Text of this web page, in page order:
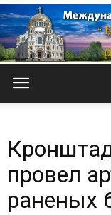
провел
раненых